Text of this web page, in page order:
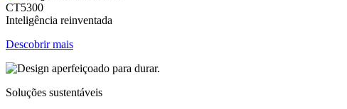
CT5300
Inteligência reinventada
Descobrir mais
Soluções sustentáveis